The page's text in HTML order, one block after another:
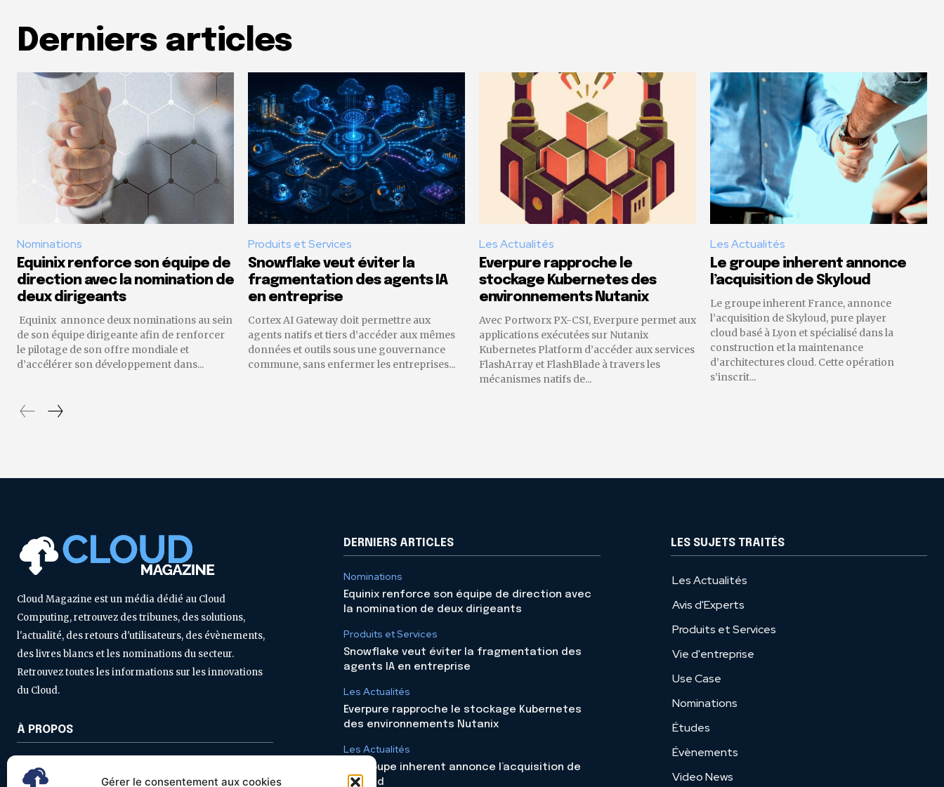
Gérer le consentement aux cookies
Derniers articles
Nominations
Equinix renforce son équipe de
direction avec la nomination de
deux dirigeants
Equinix annonce deux nominations au sein
de son équipe dirigeante afin de renforcer
le pilotage de son offre mondiale et
d’accélérer son développement dans...
Produits et Services
Snowflake veut éviter la
fragmentation des agents IA
en entreprise
Cortex AI Gateway doit permettre aux
agents natifs et tiers d’accéder aux mêmes
données et outils sous une gouvernance
commune, sans enfermer les entreprises...
Les Actualités
Everpure rapproche le
stockage Kubernetes des
environnements Nutanix
Avec Portworx PX-CSI, Everpure permet aux
applications exécutées sur Nutanix
Kubernetes Platform d’accéder aux services
FlashArray et FlashBlade à travers les
mécanismes natifs de...
Les Actualités
Le groupe inherent annonce
l’acquisition de Skyloud
Le groupe inherent France, annonce
l’acquisition de Skyloud, pure player
cloud basé à Lyon et spécialisé dans la
construction et la maintenance
d’architectures cloud. Cette opération
s’inscrit...
Cloud Magazine est un média dédié au Cloud
Computing, retrouvez des tribunes, des solutions,
l'actualité, des retours d'utilisateurs, des évènements,
des livres blancs et les nominations du secteur.
Retrouvez toutes les informations sur les innovations
du Cloud.
À PROPOS
DERNIERS ARTICLES
Nominations
Equinix renforce son équipe de direction avec
la nomination de deux dirigeants
Produits et Services
Snowflake veut éviter la fragmentation des
agents IA en entreprise
Les Actualités
Everpure rapproche le stockage Kubernetes
des environnements Nutanix
Les Actualités
Le groupe inherent annonce l’acquisition de
Skyloud
LES SUJETS TRAITÉS
Les Actualités
Avis d'Experts
Produits et Services
Vie d'entreprise
Use Case
Nominations
Études
Évènements
Video News